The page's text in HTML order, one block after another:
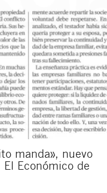
manda», nuevo
Económico de